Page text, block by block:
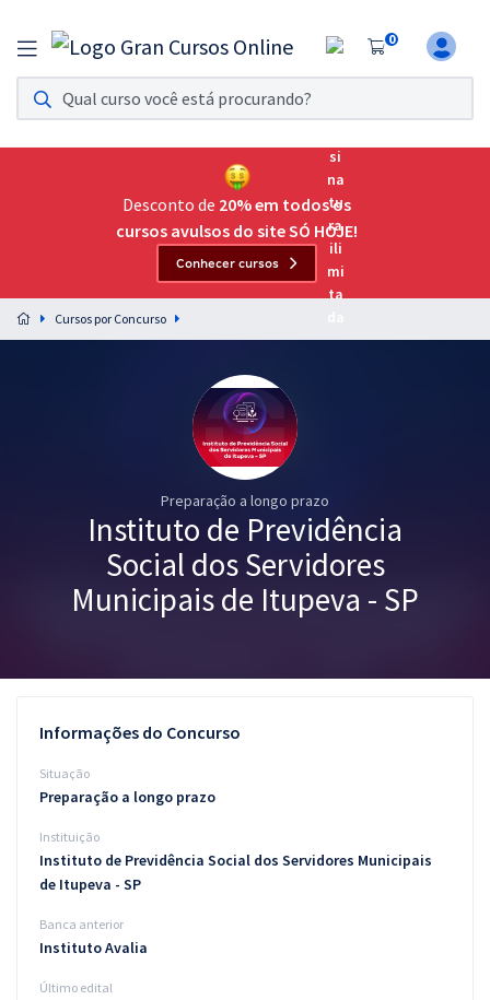
0
Assinatura Ilimitada 11
Acesso a todos os cursos. Teste grátis por 7 dias!
Assinatura OAB Até Passar
Acesso ilimitado a toda preparação para o Exame da
Preparação completa e intensiva para as principais
residências em saúde do Brasil
Blog
Aprovados
Desconto de 20% em todos os
cursos avulsos do site SÓ HOJE!
Conhecer cursos
Cursos por Concurso
Preparação a longo prazo
Instituto de Previdência
Social dos Servidores
Municipais de Itupeva - SP
Informações do Concurso
Situação
Preparação a longo prazo
Instituição
Instituto de Previdência Social dos Servidores Municipais
de Itupeva - SP
Banca anterior
Instituto Avalia
Último edital